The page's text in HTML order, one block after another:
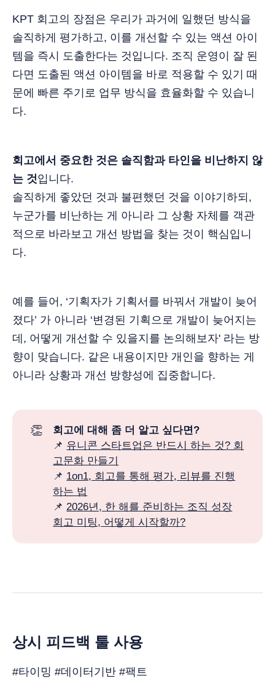
KPT 회고의 장점은 우리가 과거에 일했던 방식을
솔직하게 평가하고, 이를 개선할 수 있는 액션 아이
템을 즉시 도출한다는 것입니다. 조직 운영이 잘 된
다면 도출된 액션 아이템을 바로 적용할 수 있기 때
문에 빠른 주기로 업무 방식을 효율화할 수 있습니
다.
회고에서 중요한 것은 솔직함과 타인을 비난하지 않
는 것입니다.
솔직하게 좋았던 것과 불편했던 것을 이야기하되,
누군가를 비난하는 게 아니라 그 상황 자체를 객관
적으로 바라보고 개선 방법을 찾는 것이 핵심입니
다.
예를 들어, ‘기획자가 기획서를 바꿔서 개발이 늦어
졌다’ 가 아니라 ‘변경된 기획으로 개발이 늦어지는
데, 어떻게 개선할 수 있을지를 논의해보자' 라는 방
향이 맞습니다. 같은 내용이지만 개인을 향하는 게
아니라 상황과 개선 방향성에 집중합니다.
👏
회고에 대해 좀 더 알고 싶다면?
📌 유니콘 스타트업은 반드시 하는 것? 회
고문화 만들기
📌 1on1, 회고를 통해 평가, 리뷰를 진행
하는 법
📌2026년, 한 해를 준비하는 조직 성장
회고 미팅, 어떻게 시작할까?
상시 피드백 툴 사용
#타이밍 #데이터기반 #팩트